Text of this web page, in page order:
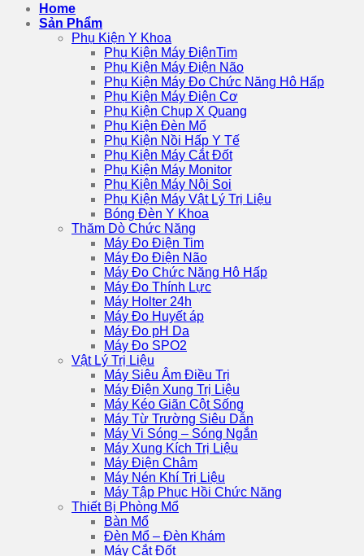
Home
Sản Phẩm
Phụ Kiện Y Khoa
Phụ Kiện Máy ĐiệnTim
Phụ Kiện Máy Điện Não
Phụ Kiện Máy Đo Chức Năng Hô Hấp
Phụ Kiện Máy Điện Cơ
Phụ Kiện Chụp X Quang
Phụ Kiện Đèn Mổ
Phụ Kiện Nồi Hấp Y Tế
Phụ Kiện Máy Cắt Đốt
Phụ Kiện Máy Monitor
Phụ Kiện Máy Nội Soi
Phụ Kiện Máy Vật Lý Trị Liệu
Bóng Đèn Y Khoa
Thăm Dò Chức Năng
Máy Đo Điện Tim
Máy Đo Điện Não
Máy Đo Chức Năng Hô Hấp
Máy Đo Thính Lực
Máy Holter 24h
Máy Đo Huyết áp
Máy Đo pH Da
Máy Đo SPO2
Vật Lý Trị Liệu
Máy Siêu Âm Điều Trị
Máy Điện Xung Trị Liệu
Máy Kéo Giãn Cột Sống
Máy Từ Trường Siêu Dẫn
Máy Vi Sóng – Sóng Ngắn
Máy Xung Kích Trị Liệu
Máy Điện Châm
Máy Nén Khí Trị Liệu
Máy Tập Phục Hồi Chức Năng
Thiết Bị Phòng Mổ
Bàn Mổ
Đèn Mổ – Đèn Khám
Máy Cắt Đốt